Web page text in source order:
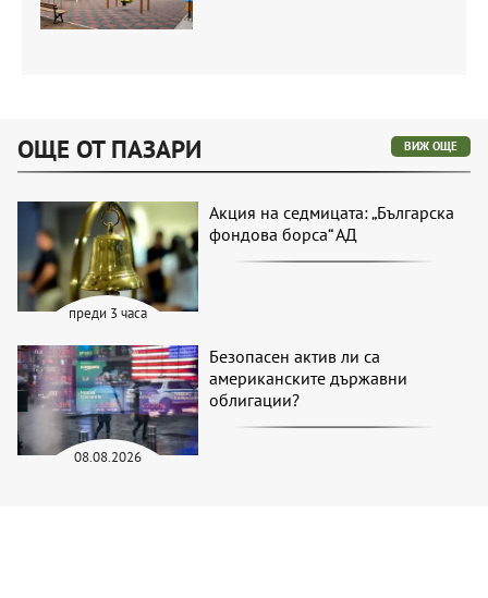
ОЩЕ ОТ ПАЗАРИ ВИЖ ОЩЕ
преди 3 часа
Акция на седмицата: „Българска
фондова борса“ АД
08.08.2026
Безопасен актив ли са
американските държавни
облигации?